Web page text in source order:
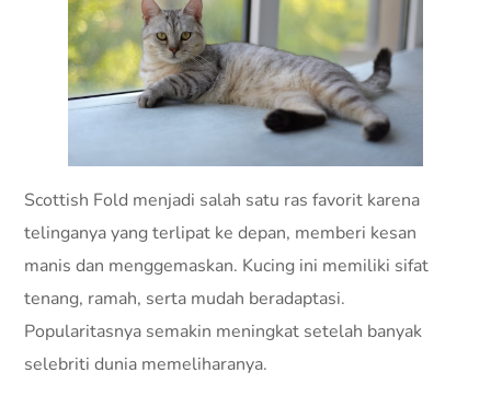
Scottish Fold menjadi salah satu ras favorit karena
telinganya yang terlipat ke depan, memberi kesan
manis dan menggemaskan. Kucing ini memiliki sifat
tenang, ramah, serta mudah beradaptasi.
Popularitasnya semakin meningkat setelah banyak
selebriti dunia memeliharanya.